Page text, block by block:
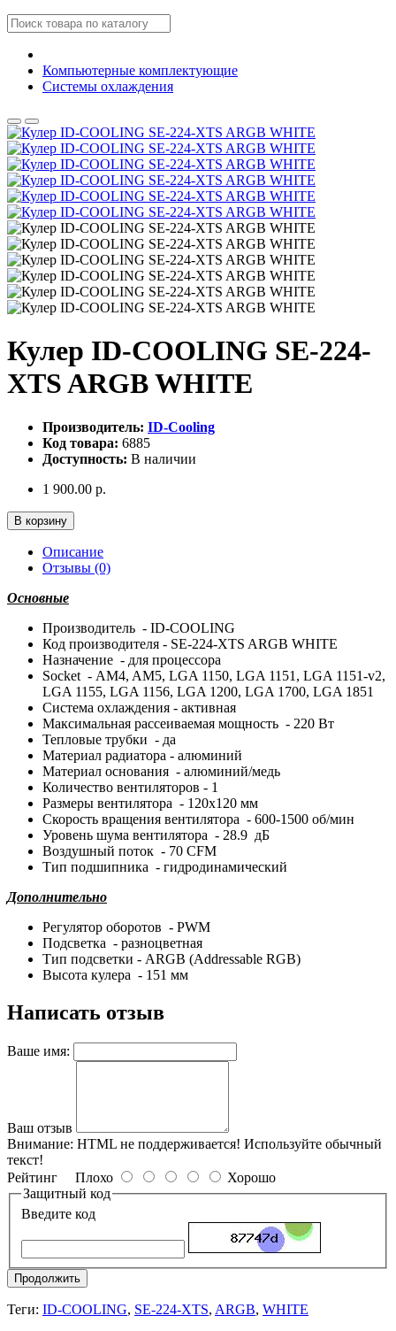
Компьютерные комплектующие
Системы охлаждения
Кулер ID-COOLING SE-224-
XTS ARGB WHITE
Производитель: ID-Cooling
Код товара: 6885
Доступность: В наличии
1 900.00 р.
В корзину
Описание
Отзывы (0)
Основные
Производитель - ID-COOLING
Код производителя - SE-224-XTS ARGB WHITE
Назначение - для процессора
Socket - AM4, AM5, LGA 1150, LGA 1151, LGA 1151-v2,
LGA 1155, LGA 1156, LGA 1200, LGA 1700, LGA 1851
Система охлаждения - активная
Максимальная рассеиваемая мощность - 220 Вт
Тепловые трубки - да
Материал радиатора - алюминий
Материал основания - алюминий/медь
Количество вентиляторов - 1
Размеры вентилятора - 120x120 мм
Скорость вращения вентилятора - 600-1500 об/мин
Уровень шума вентилятора - 28.9 дБ
Воздушный поток - 70 CFM
Тип подшипника - гидродинамический
Дополнительно
Регулятор оборотов - PWM
Подсветка - разноцветная
Тип подсветки - ARGB (Addressable RGB)
Высота кулера - 151 мм
Написать отзыв
Ваше имя:
Ваш отзыв
Внимание: HTML не поддерживается! Используйте обычный
текст!
Рейтинг Плохо
Хорошо
Защитный код
Введите код
Продолжить
Теги: ID-COOLING, SE-224-XTS, ARGB, WHITE